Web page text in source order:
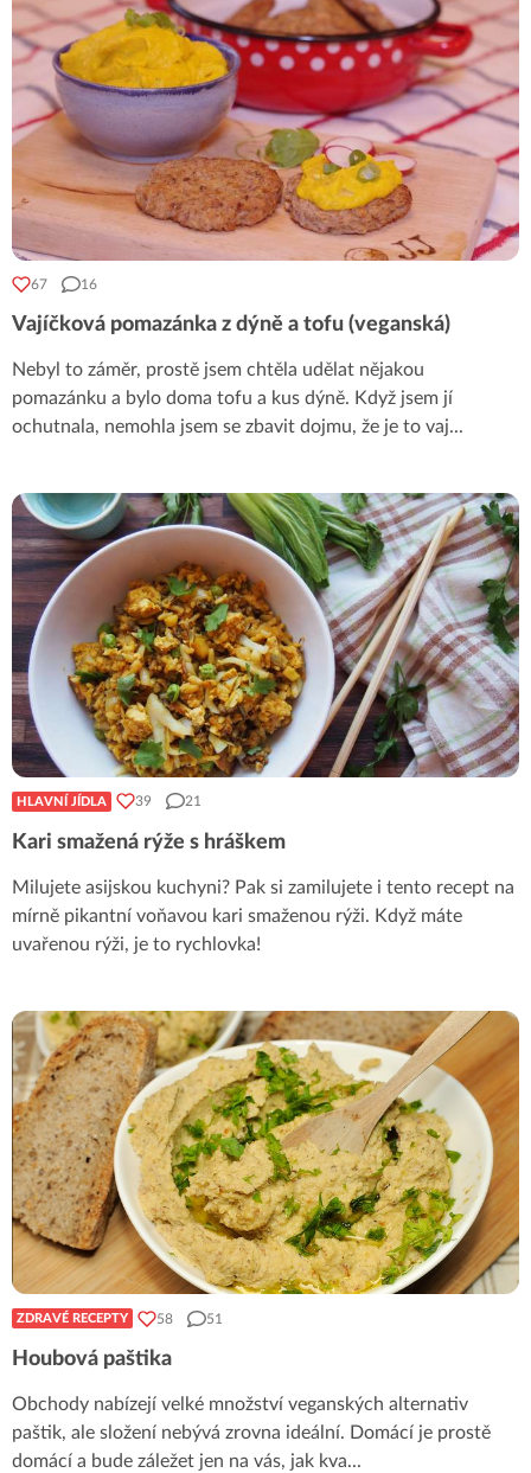
67 16
Vajíčková pomazánka z dýně a tofu (veganská)
Nebyl to záměr, prostě jsem chtěla udělat nějakou
pomazánku a bylo doma tofu a kus dýně. Když jsem jí
ochutnala, nemohla jsem se zbavit dojmu, že je to vaj...
HLAVNÍ JÍDLA 39 21
Kari smažená rýže s hráškem
Milujete asijskou kuchyni? Pak si zamilujete i tento recept na
mírně pikantní voňavou kari smaženou rýži. Když máte
uvařenou rýži, je to rychlovka!
ZDRAVÉ RECEPTY 58 51
Houbová paštika
Obchody nabízejí velké množství veganských alternativ
paštik, ale složení nebývá zrovna ideální. Domácí je prostě
domácí a bude záležet jen na vás, jak kva...